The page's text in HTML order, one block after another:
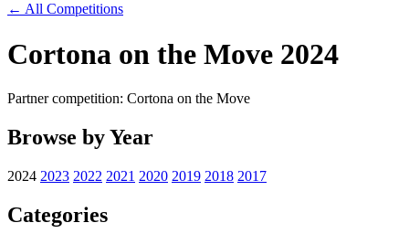
← All Competitions
Cortona on the Move 2024
Partner competition: Cortona on the Move
Browse by Year
2024 2023 2022 2021 2020 2019 2018 2017
Categories